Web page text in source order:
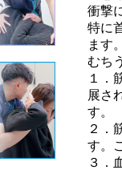
衝撃
特に
ます。
むち
１．
展さ
す。
２．
す。
３．